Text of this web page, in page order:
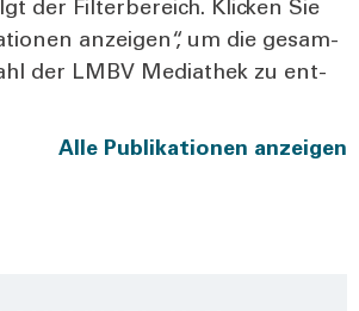
der Fil­ter­be­reich. Kli­cken Sie
anzei­gen“, um die gesam­
der LMBV Media­thek zu ent­
Alle Publi­ka­tio­nen anzei­gen